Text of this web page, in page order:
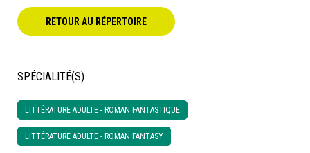
À LA POINTE DE LA PROFESSION
RÉPERTOIRE DES MEMBRES
CALENDRIER
À PROPOS DEVENIR MEMBRE
RETOUR AU RÉPERTOIRE
SPÉCIALITÉ(S)
LITTÉRATURE ADULTE - ROMAN FANTASTIQUE
LITTÉRATURE ADULTE - ROMAN FANTASY